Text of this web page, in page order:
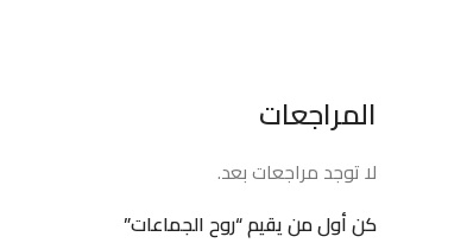
المراجعات
لا توجد مراجعات بعد.
كن أول من يقيم “روح الجماعات”